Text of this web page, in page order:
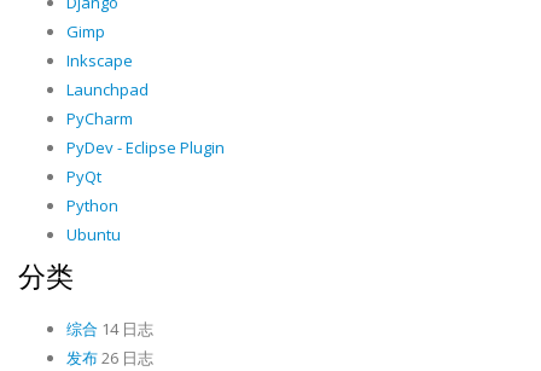
Gimp
Inkscape
Launchpad
PyCharm
PyDev - Eclipse Plugin
PyQt
Python
Ubuntu
分类
综合 14 日志
发布26 日志